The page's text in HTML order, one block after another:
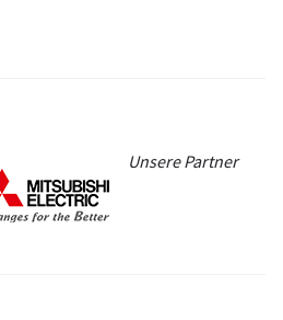
Unsere Partner